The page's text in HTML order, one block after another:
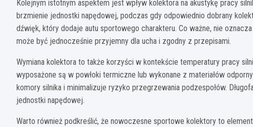
Kolejnym istotnym aspektem jest wpływ kolektora na akustykę pracy
brzmienie jednostki napędowej, podczas gdy odpowiednio dobrany
dźwięk, który dodaje autu sportowego charakteru. Co ważne, nie
może być jednocześnie przyjemny dla ucha i zgodny z przepisami.
Wymiana kolektora to także korzyści w kontekście temperatury pracy
wyposażone są w powłoki termiczne lub wykonane z materiałów
komory silnika i minimalizuje ryzyko przegrzewania podzespołów.
jednostki napędowej.
Warto również podkreślić, że nowoczesne sportowe kolektory to